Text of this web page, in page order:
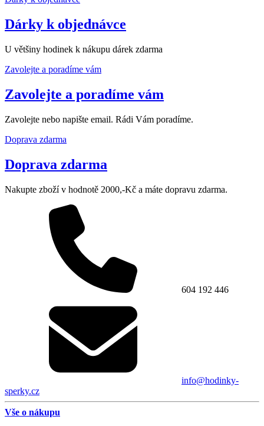
Dárky k objednávce
U většiny hodinek k nákupu dárek zdarma
Zavolejte a poradíme vám
Zavolejte a poradíme vám
Zavolejte nebo napište email. Rádi Vám poradíme.
Doprava zdarma
Doprava zdarma
Nakupte zboží v hodnotě 2000,-Kč a máte dopravu zdarma.
604 192 446
info@hodinky-
sperky.cz
Vše o nákupu